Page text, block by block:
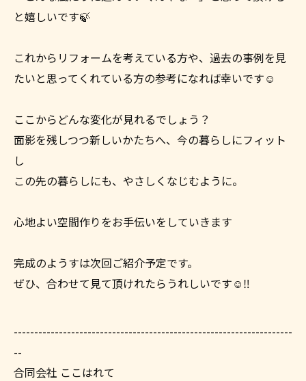
と嬉しいです🍃
これからリフォームを考えている方や、過去の事例を見
たいと思ってくれている方の参考になれば幸いです☺
ここからどんな変化が見れるでしょう？
面影を残しつつ新しいかたちへ、今の暮らしにフィット
し
この先の暮らしにも、やさしくなじむように。
心地よい空間作りをお手伝いをしていきます
完成のようすは次回ご紹介予定です。
ぜひ、合わせて見て頂けれたらうれしいです☺‼
--------------------------------------------------------------------
--
合同会社 ここはれて